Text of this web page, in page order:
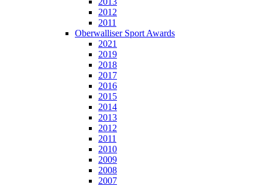
2012
2011
Oberwalliser Sport Awards
2021
2019
2018
2017
2016
2015
2014
2013
2012
2011
2010
2009
2008
2007